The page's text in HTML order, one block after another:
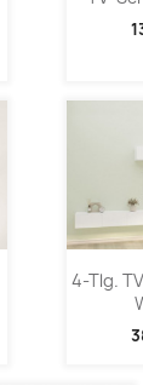
4-Tlg.